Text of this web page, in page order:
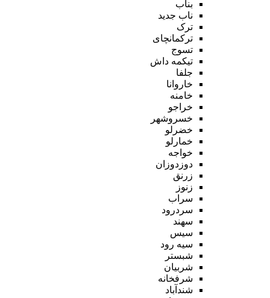
بناب
ناب جدید
ترک
ترکمانچای
تسوج
تیکمه داش
جلفا
خاروانا
خامنه
خراجو
خسروشهر
خضرلو
خمارلو
خواجه
دوزدوزان
زرنق
زنوز
سراب
سردرود
سهند
سیس
سیه رود
شبستر
شربیان
شرفخانه
شندآباد